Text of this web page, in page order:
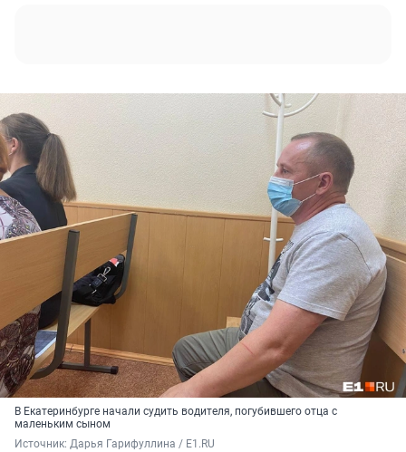
В Екатеринбурге начали судить водителя, погубившего отца с
маленьким сыном
Источник: Дарья Гарифуллина / E1.RU